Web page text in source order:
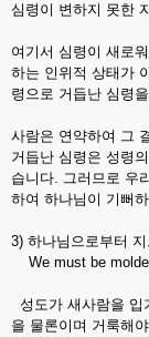
심령이 변하지 못한
여기서 심령이 새로
하는 인위적 상태가
령으로 거듭난 심령
사람은 연약하여 그
거듭난 심령은 성령
습니다. 그러므로 우
하여 하나님이 기뻐
3) 하나님으로부터
We must be
성도가 새사람을 입
을 물론이며 거룩해